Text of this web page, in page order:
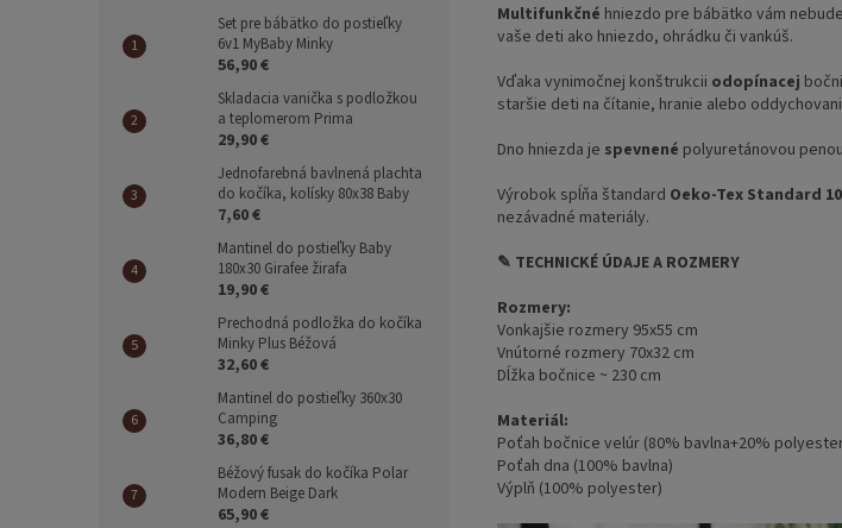
Set pre bábätko do postieľky
6v1 MyBaby Minky
56,90 €
Skladacia vanička s podložkou
a teplomerom Prima
29,90 €
Jednofarebná bavlnená plachta
do kočíka, kolísky 80x38 Baby
7,60 €
Mantinel do postieľky Baby
180x30 Girafee žirafa
19,90 €
Prechodná podložka do kočíka
Minky Plus Béžová
32,60 €
Mantinel do postieľky 360x30
Camping
36,80 €
Béžový fusak do kočíka Polar
Modern Beige Dark
65,90 €
Multifunkčné hniezdo pre bábätko vám
vaše deti ako hniezdo, ohrádku či vankúš.
Vďaka vynimočnej konštrukcii odopínacej
staršie deti na čítanie, hranie alebo
Dno hniezda je spevnené polyuretánovou
Výrobok spĺňa štandard Oeko-Tex Standard
nezávadné materiály.
✎ TECHNICKÉ ÚDAJE A ROZMERY
Rozmery:
Vonkajšie rozmery 95x55 cm
Vnútorné rozmery 70x32 cm
Dĺžka bočnice ~ 230 cm
Materiál:
Poťah bočnice velúr (80% bavlna+20%
Poťah dna (100% bavlna)
Výplň (100% polyester)